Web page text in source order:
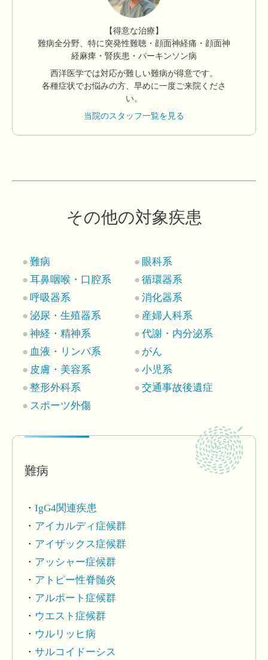
【得意な治療】
難病全分野、特に突発性難聴・顔面神経痛・顔面神
経麻痺・腎疾患・パーキンソン病
西洋医学では対応が難しい難病が得意です。
各種症状でお悩みの方、早めに一度ご来院くださ
い。
当院のスタッフ一覧を見る
その他の対象疾患
難病
眼科系
耳鼻咽喉・口腔系
循環器系
呼吸器系
消化器系
泌尿・生殖器系
産婦人科系
神経・精神系
代謝・内分泌系
血液・リンパ系
がん
皮膚・美容系
小児系
整形外科系
交通事故後遺症
スポーツ外傷
難病
IgG4関連疾患
アイカルディ症候群
アイザックス症候群
アッシャー症候群
アトピー性脊髄炎
アルポート症候群
ウエスト症候群
ウルリッヒ病
サルコイドーシス